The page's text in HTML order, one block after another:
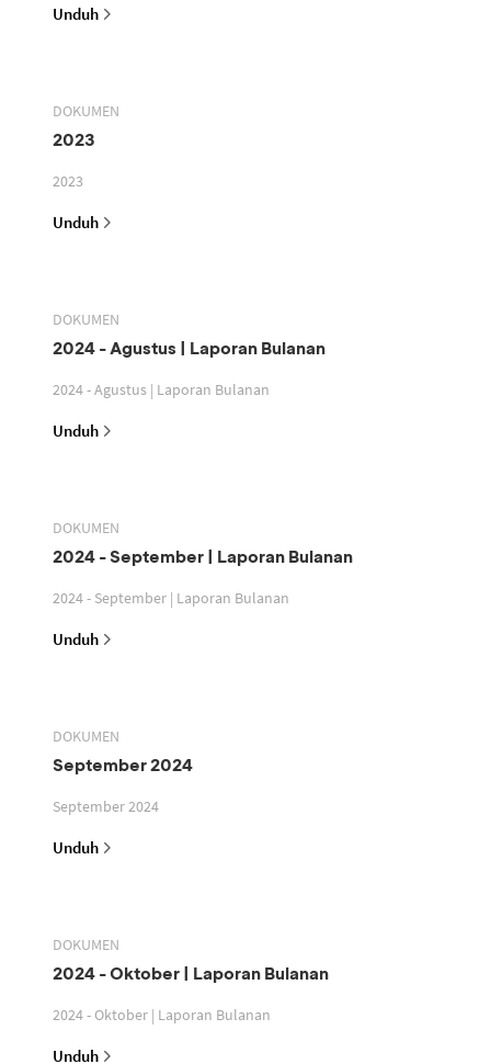
Unduh
DOKUMEN
2023
2023
Unduh
DOKUMEN
2024 - Agustus | Laporan Bulanan
2024 - Agustus | Laporan Bulanan
Unduh
DOKUMEN
2024 - September | Laporan Bulanan
2024 - September | Laporan Bulanan
Unduh
DOKUMEN
September 2024
September 2024
Unduh
DOKUMEN
2024 - Oktober | Laporan Bulanan
2024 - Oktober | Laporan Bulanan
Unduh